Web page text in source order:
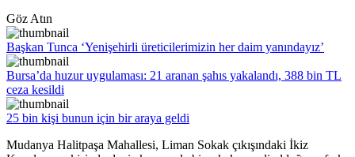
Göz Atın
Başkan Tunca ‘Yenişehirli üreticilerimizin her daim yanındayız’
Bursa’da huzur uygulaması: 21 aranan şahıs yakalandı, 388 bin TL
ceza kesildi
25 bin kişi bunun için bir araya geldi
Mudanya Halitpaşa Mahallesi, Liman Sokak çıkışındaki İkiz